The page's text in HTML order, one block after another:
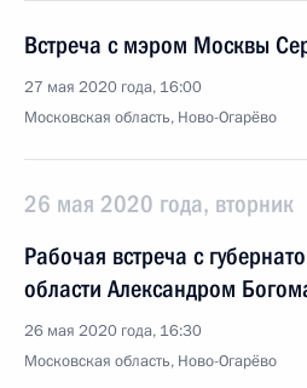
Встреча с мэром Москвы
27 мая 2020 года, 16:00
Московская область, Ново-Огарёво
26 мая 2020 года, вторник
Рабочая встреча с
области Александром
26 мая 2020 года, 16:30
Московская область, Ново-Огарёво